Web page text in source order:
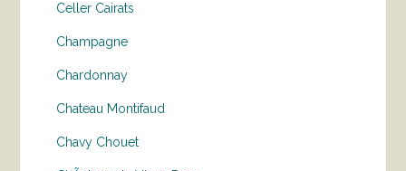
Celler Cairats
Champagne
Chardonnay
Chateau Montifaud
Chavy Chouet